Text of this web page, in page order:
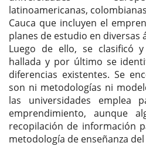
latinoamericanas,
Cauca que incluyen el
planes de estudio en diversas
Luego de ello, se clasificó
hallada y por último se
diferencias existentes. Se
son ni metodologías ni
las universidades emplea
emprendimiento, aunque
recopilación de información
metodología de enseñanza